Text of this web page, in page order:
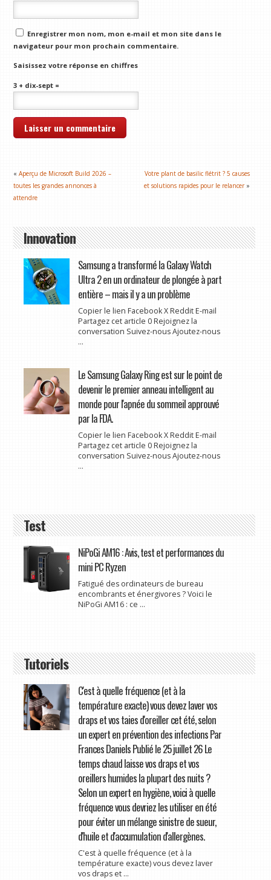
Enregistrer mon nom, mon e-mail et mon site dans le
navigateur pour mon prochain commentaire.
Saisissez votre réponse en chiffres
3 + dix-sept =
«Aperçu de Microsoft Build 2026 –
toutes les grandes annonces à
attendre
Votre plant de basilic flétrit ? 5 causes
et solutions rapides pour le relancer»
Innovation
Samsung a transformé la Galaxy Watch
Ultra 2 en un ordinateur de plongée à part
entière – mais il y a un problème
Copier le lien Facebook X Reddit E-mail
Partagez cet article 0 Rejoignez la
conversation Suivez-nous Ajoutez-nous
...
Le Samsung Galaxy Ring est sur le point de
devenir le premier anneau intelligent au
monde pour l'apnée du sommeil approuvé
par la FDA.
Copier le lien Facebook X Reddit E-mail
Partagez cet article 0 Rejoignez la
conversation Suivez-nous Ajoutez-nous
...
Test
NiPoGi AM16 : Avis, test et performances du
mini PC Ryzen
Fatigué des ordinateurs de bureau
encombrants et énergivores ? Voici le
NiPoGi AM16 : ce ...
Tutoriels
C'est à quelle fréquence (et à la
température exacte) vous devez laver vos
draps et vos taies d'oreiller cet été, selon
un expert en prévention des infections Par
Frances Daniels Publié le 25 juillet 26 Le
temps chaud laisse vos draps et vos
oreillers humides la plupart des nuits ?
Selon un expert en hygiène, voici à quelle
fréquence vous devriez les utiliser en été
pour éviter un mélange sinistre de sueur,
d'huile et d'accumulation d'allergènes.
C'est à quelle fréquence (et à la
température exacte) vous devez laver
vos draps et ...